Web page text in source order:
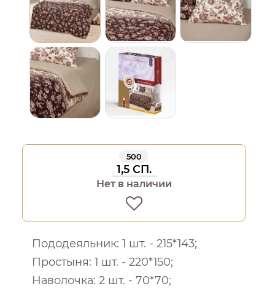
500
1,5 СП.
Нет в наличии
Пододеяльник: 1 шт. - 215*143;
Простыня: 1 шт. - 220*150;
Наволочка: 2 шт. - 70*70;